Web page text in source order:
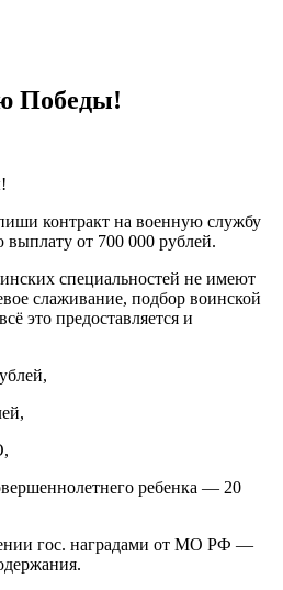
Победы!
контракт на военную службу
от 700 000 рублей.
специальностей не имеют
слаживание, подбор воинской
это предоставляется и
ребенка — 20
гос. наградами от МО РФ —